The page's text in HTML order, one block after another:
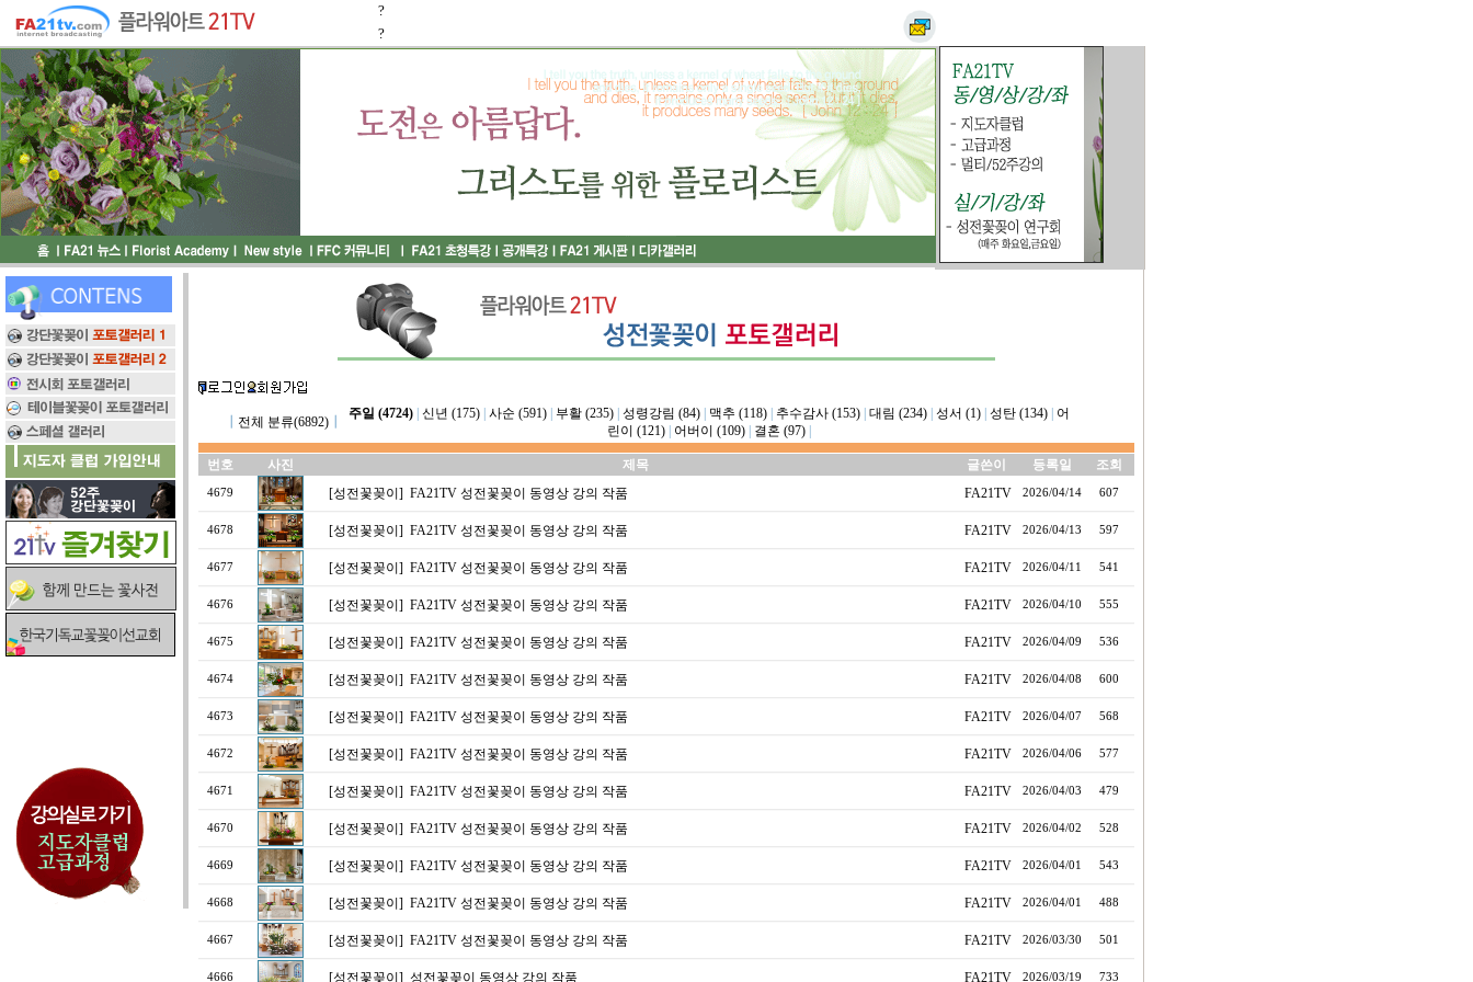
?
?
전체 분류(6892)┃
주일 (4724)| 신년 (175)| 사순 (591)| 부활 (235)| 성령강림 (84)| 맥추 (118)| 추수감사 (153)| 대림 (234)| 성서 (1)| 성탄 (134)|
어
린이 (121)| 어버이 (109)| 결혼 (97)|
번호 사진 제목 글쓴이 등록일 조회
4679 [성전꽃꽂이] FA21TV 성전꽃꽂이 동영상 강의 작품 FA21TV 2026/04/14 607
4678 [성전꽃꽂이] FA21TV 성전꽃꽂이 동영상 강의 작품 FA21TV 2026/04/13 597
4677 [성전꽃꽂이] FA21TV 성전꽃꽂이 동영상 강의 작품 FA21TV 2026/04/11 541
4676 [성전꽃꽂이] FA21TV 성전꽃꽂이 동영상 강의 작품 FA21TV 2026/04/10 555
4675 [성전꽃꽂이] FA21TV 성전꽃꽂이 동영상 강의 작품 FA21TV 2026/04/09 536
4674 [성전꽃꽂이] FA21TV 성전꽃꽂이 동영상 강의 작품 FA21TV 2026/04/08 600
4673 [성전꽃꽂이] FA21TV 성전꽃꽂이 동영상 강의 작품 FA21TV 2026/04/07 568
4672 [성전꽃꽂이] FA21TV 성전꽃꽂이 동영상 강의 작품 FA21TV 2026/04/06 577
4671 [성전꽃꽂이] FA21TV 성전꽃꽂이 동영상 강의 작품 FA21TV 2026/04/03 479
4670 [성전꽃꽂이] FA21TV 성전꽃꽂이 동영상 강의 작품 FA21TV 2026/04/02 528
4669 [성전꽃꽂이] FA21TV 성전꽃꽂이 동영상 강의 작품 FA21TV 2026/04/01 543
4668 [성전꽃꽂이] FA21TV 성전꽃꽂이 동영상 강의 작품 FA21TV 2026/04/01 488
4667 [성전꽃꽂이] FA21TV 성전꽃꽂이 동영상 강의 작품 FA21TV 2026/03/30 501
4666 [성전꽃꽂이] 성전꽃꽂이 동영상 강의 작품 FA21TV 2026/03/19 733